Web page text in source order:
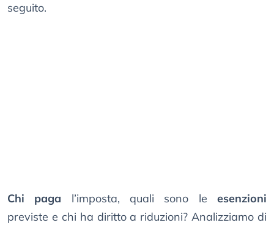
seguito.
Chi paga l’imposta, quali sono leesenzioni
previste e chi ha diritto a riduzioni? Analizziamo di